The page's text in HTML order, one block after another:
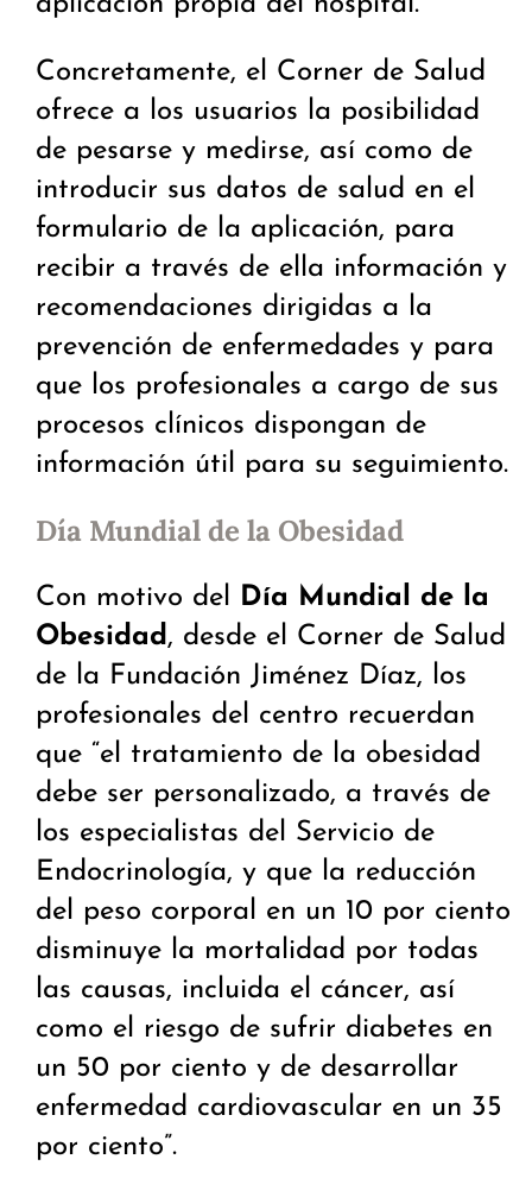
Concretamente, el Corner de Salud
ofrece a los usuarios la posibilidad
de pesarse y medirse, así como de
introducir sus datos de salud en el
formulario de la aplicación, para
recibir a través de ella información y
recomendaciones dirigidas a la
prevención de enfermedades y para
que los profesionales a cargo de sus
procesos clínicos dispongan de
información útil para su seguimiento.
Día Mundial de la Obesidad
Con motivo del Día Mundial de la
Obesidad, desde el Corner de Salud
de la Fundación Jiménez Díaz, los
profesionales del centro recuerdan
que “el tratamiento de la obesidad
debe ser personalizado, a través de
los especialistas del Servicio de
Endocrinología, y que la reducción
del peso corporal en un 10 por ciento
disminuye la mortalidad por todas
las causas, incluida el cáncer, así
como el riesgo de sufrir diabetes en
un 50 por ciento y de desarrollar
enfermedad cardiovascular en un 35
por ciento”.